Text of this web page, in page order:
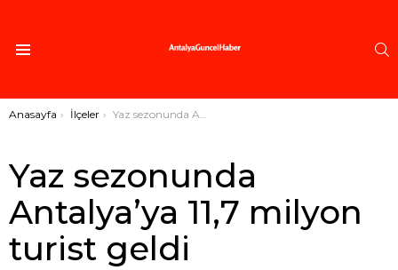
Buradasınız:
Anasayfa İlçeler Yaz sezonunda Antalya’ya 11,7 milyon turist geldi
Yaz sezonunda
Antalya’ya 11,7 milyon
turist geldi